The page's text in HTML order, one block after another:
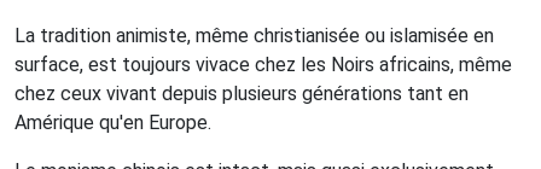
La tradition animiste, même christianisée ou islamisée en
surface, est toujours vivace chez les Noirs africains, même
chez ceux vivant depuis plusieurs générations tant en
Amérique qu'en Europe.